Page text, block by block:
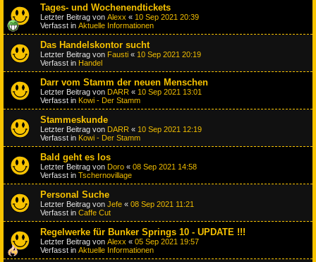
Tages- und Wochenendtickets
Letzter Beitrag von Alexx « 10 Sep 2021 20:39
Verfasst in Aktuelle Informationen
Das Handelskontor sucht
Letzter Beitrag von Fausti « 10 Sep 2021 20:19
Verfasst in Handel
Darr vom Stamm der neuen Menschen
Letzter Beitrag von DARR « 10 Sep 2021 13:01
Verfasst in Kowi - Der Stamm
Stammeskunde
Letzter Beitrag von DARR « 10 Sep 2021 12:19
Verfasst in Kowi - Der Stamm
Bald geht es los
Letzter Beitrag von Doro « 08 Sep 2021 14:58
Verfasst in Tschernovillage
Personal Suche
Letzter Beitrag von Jefe « 08 Sep 2021 11:21
Verfasst in Caffe Cut
Regelwerke für Bunker Springs 10 - UPDATE !!!
Letzter Beitrag von Alexx « 05 Sep 2021 19:57
Verfasst in Aktuelle Informationen